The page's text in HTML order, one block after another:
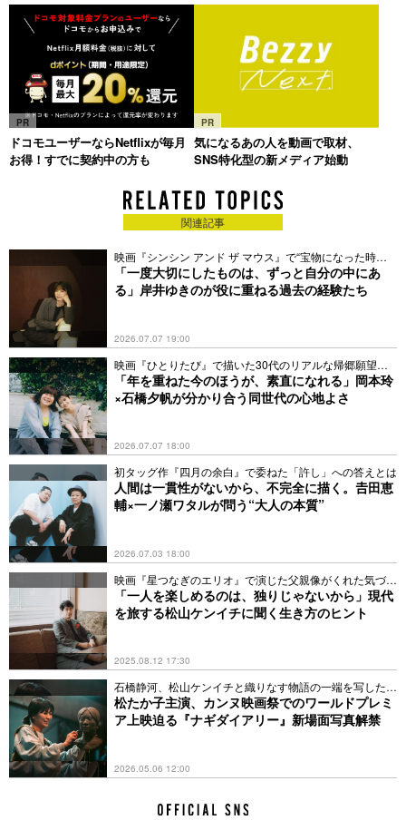
PR
ドコモユーザーならNetflixが毎月
お得！すでに契約中の方も
PR
気になるあの人を動画で取材、
SNS特化型の新メディア始動
関連記事
映画『シンシン アンド ザ マウス』で“宝物になった時
間”とは
「一度大切にしたものは、ずっと自分の中にあ
る」岸井ゆきのが役に重ねる過去の経験たち
2026.07.07 19:00
映画『ひとりたび』で描いた30代のリアルな帰郷願望と
は？
「年を重ねた今のほうが、素直になれる」岡本玲
×石橋夕帆が分かり合う同世代の心地よさ
2026.07.07 18:00
初タッグ作『四月の余白』で委ねた「許し」への答えとは
人間は一貫性がないから、不完全に描く。𠮷田恵
輔×一ノ瀬ワタルが問う“大人の本質”
2026.07.03 18:00
映画『星つなぎのエリオ』で演じた父親像がくれた気づき
とは
「一人を楽しめるのは、独りじゃないから」現代
を旅する松山ケンイチに聞く生き方のヒント
2025.08.12 17:30
石橋静河、松山ケンイチと織りなす物語の一端を写した全
4点
松たか子主演、カンヌ映画祭でのワールドプレミ
ア上映迫る『ナギダイアリー』新場面写真解禁
2026.05.06 12:00